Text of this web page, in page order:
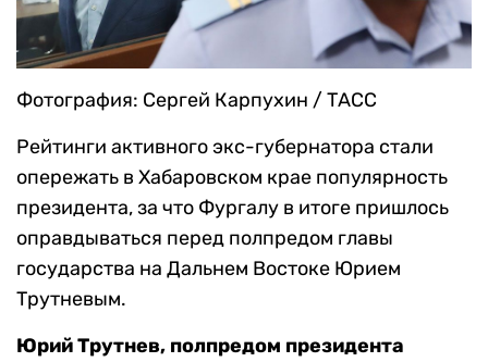
Фотография: Сергей Карпухин / ТАСС
Рейтинги активного экс-губернатора стали
опережать в Хабаровском крае популярность
президента, за что Фургалу в итоге пришлось
оправдываться перед полпредом главы
государства на Дальнем Востоке Юрием
Трутневым.
Юрий Трутнев, полпредом президента